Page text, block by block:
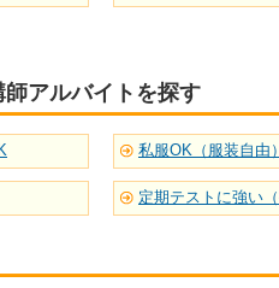
アルバイトを探す
私服OK（服装自由）